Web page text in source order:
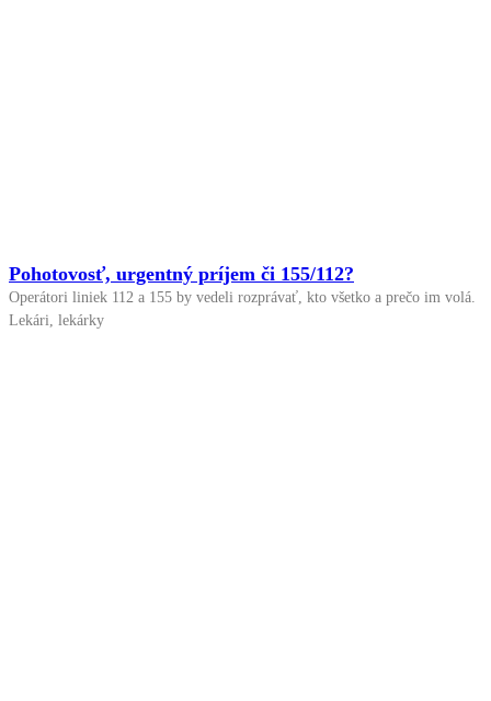
Pohotovosť, urgentný príjem či 155/112?
Operátori liniek 112 a 155 by vedeli rozprávať, kto všetko a prečo im volá.
Lekári, lekárky